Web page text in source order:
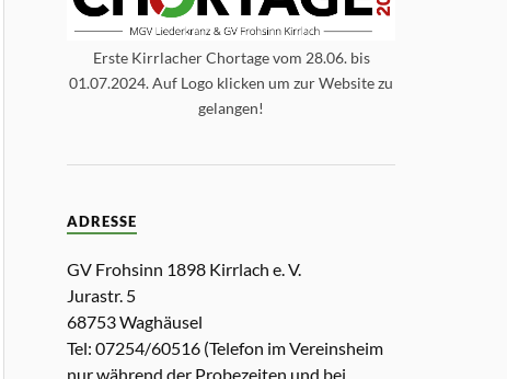
Erste Kirrlacher Chortage vom 28.06. bis
01.07.2024. Auf Logo klicken um zur Website zu
gelangen!
ADRESSE
GV Frohsinn 1898 Kirrlach e. V.
Jurastr. 5
68753 Waghäusel
Tel: 07254/60516 (Telefon im Vereinsheim
nur während der Probezeiten und bei